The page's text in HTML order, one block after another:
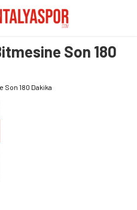
Son 180
Son 180 Dakika